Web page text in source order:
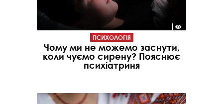
ПСИХОЛОГІЯ
Чому ми не можемо заснути,
коли чуємо сирену? Пояснює
психіатриня